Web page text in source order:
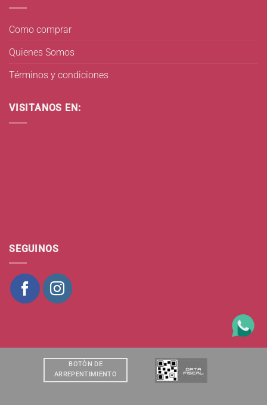
Como comprar
Quienes Somos
Términos y condiciones
VISITANOS EN:
SEGUINOS
BOTÒN DE
ARREPENTIMIENTO